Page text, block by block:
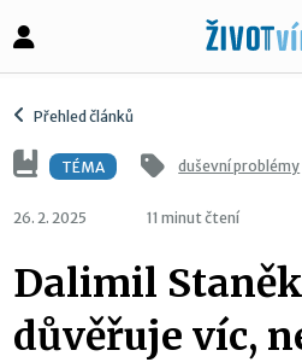
Přehled článků
TÉMA duševní problémy
26. 2. 2025 11 minut čtení
Dalimil
důvěřuje víc,